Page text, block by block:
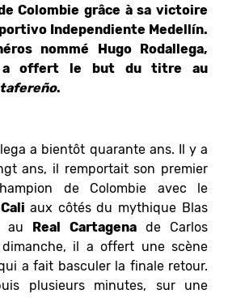
Colombie grâce à sa victoire
Independiente Medellín.
nommé Hugo Rodallega,
a offert le but du titre au
.
a bientôt quarante ans. Il y a
ans, il remportait son premier
de Colombie avec le
aux côtés du mythique Blas
au
Real Cartagena de Carlos
dimanche, il a offert une scène
a fait basculer la finale retour.
plusieurs minutes, sur une